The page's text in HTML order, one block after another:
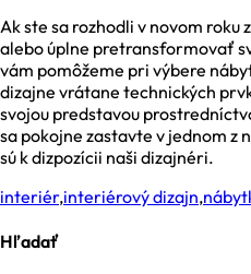
Ak ste sa rozhodli v novom
alebo úplne pretransformovať
vám pomôžeme pri výbere
dizajne vrátane technických
svojou predstavou
sa pokojne zastavte v jednom z
sú k dizpozícii naši dizajnéri.
interiér,interiérový dizajn,
Hľadať